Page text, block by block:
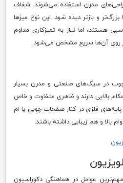
مدرن استفاده می‌شوند. شفاف
و بازتر دیده شود. این نوع میزها
هستند، اما نیاز به تمیزکاری مداوم
روی آن‌ها سریع مشخص می‌شود.
چوب در سبک‌های صنعتی و مدرن بسیار
بالایی دارند و ظاهری متفاوت و خاص
فلزی در کنار صفحات چوبی یا ام
بالا و هم زیبایی داشته باشند.
عوامل در هماهنگی دکوراسیون